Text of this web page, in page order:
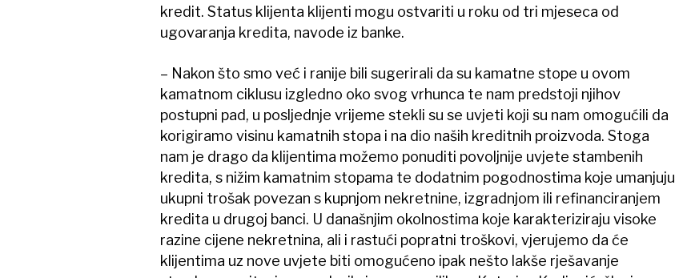
kredit. Status klijenta klijenti mogu ostvariti u roku od tri mjeseca od
ugovaranja kredita, navode iz banke.
– Nakon što smo već i ranije bili sugerirali da su kamatne stope u ovom
kamatnom ciklusu izgledno oko svog vrhunca te nam predstoji njihov
postupni pad, u posljednje vrijeme stekli su se uvjeti koji su nam omogućili da
korigiramo visinu kamatnih stopa i na dio naših kreditnih proizvoda. Stoga
nam je drago da klijentima možemo ponuditi povoljnije uvjete stambenih
kredita, s nižim kamatnim stopama te dodatnim pogodnostima koje umanjuju
ukupni trošak povezan s kupnjom nekretnine, izgradnjom ili refinanciranjem
kredita u drugoj banci. U današnjim okolnostima koje karakteriziraju visoke
razine cijene nekretnina, ali i rastući popratni troškovi, vjerujemo da će
klijentima uz nove uvjete biti omogućeno ipak nešto lakše rješavanje